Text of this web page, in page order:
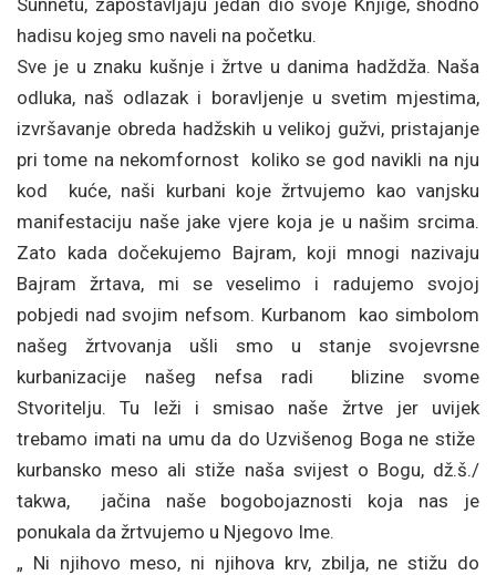
Sunnetu, zapostavljaju jedan dio svoje Knjige, shodno
hadisu kojeg smo naveli na početku.
Sve je u znaku kušnje i žrtve u danima hadždža. Naša
odluka, naš odlazak i boravljenje u svetim mjestima,
izvršavanje obreda hadžskih u velikoj gužvi, pristajanje
pri tome na nekomfornost koliko se god navikli na nju
kod kuće, naši kurbani koje žrtvujemo kao vanjsku
manifestaciju naše jake vjere koja je u našim srcima.
Zato kada dočekujemo Bajram, koji mnogi nazivaju
Bajram žrtava, mi se veselimo i radujemo svojoj
pobjedi nad svojim nefsom. Kurbanom kao simbolom
našeg žrtvovanja ušli smo u stanje svojevrsne
kurbanizacije našeg nefsa radi blizine svome
Stvoritelju. Tu leži i smisao naše žrtve jer uvijek
trebamo imati na umu da do Uzvišenog Boga ne stiže
kurbansko meso ali stiže naša svijest o Bogu, dž.š./
takwa, jačina naše bogobojaznosti koja nas je
ponukala da žrtvujemo u Njegovo Ime.
„ Ni njihovo meso, ni njihova krv, zbilja, ne stižu do